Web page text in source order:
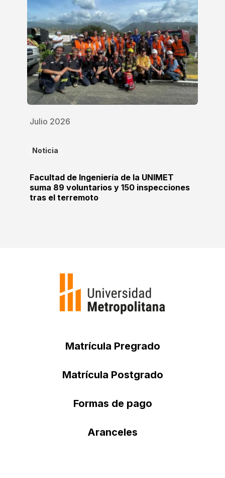
Julio 2026
Noticia
Facultad de Ingeniería de la UNIMET
suma 89 voluntarios y 150 inspecciones
tras el terremoto
Matrícula Pregrado
Matrícula Postgrado
Formas de pago
Aranceles